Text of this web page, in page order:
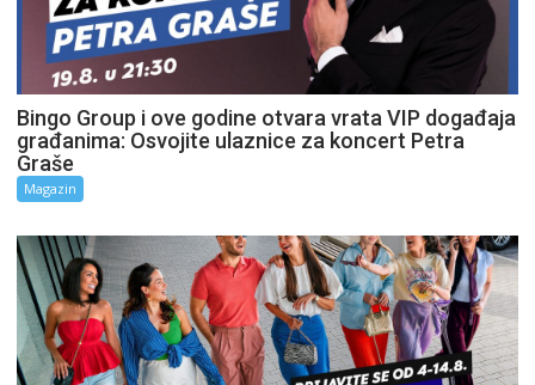
Bingo Group i ove godine otvara vrata VIP događaja
građanima: Osvojite ulaznice za koncert Petra
Graše
Magazin